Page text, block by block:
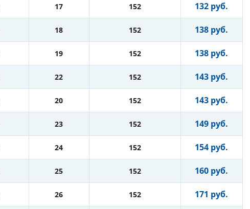
17 152 132 руб.
18 152 138 руб.
19 152 138 руб.
22 152 143 руб.
20 152 143 руб.
23 152 149 руб.
24 152 154 руб.
25 152 160 руб.
26 152 171 руб.